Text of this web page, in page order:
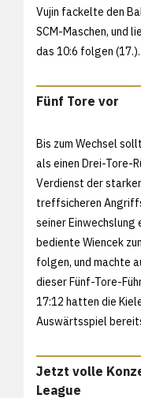
Vujin fackelte den
SCM-Maschen, und
das 10:6 folgen (17.).
Fünf Tore vor
Bis zum Wechsel
als einen Drei-Tore-
Verdienst der
treffsicheren
seiner
bediente Wiencek
folgen, und machte
dieser Fünf-Tore-
17:12 hatten die
Auswärtsspiel
Jetzt volle
League